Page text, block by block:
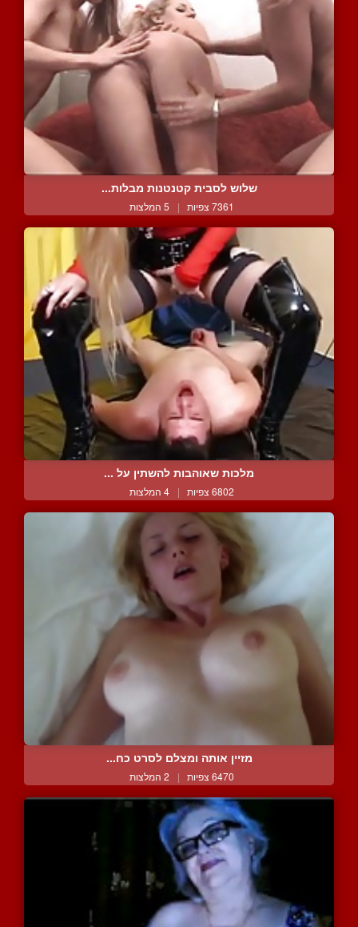
שלוש לסבית קטנטנות מבלות...
7361 צפיות | 5 המלצות
מלכות שאוהבות להשתין על ...
6802 צפיות | 4 המלצות
מזיין אותה ומצלם לסרט כח...
6470 צפיות | 2 המלצות